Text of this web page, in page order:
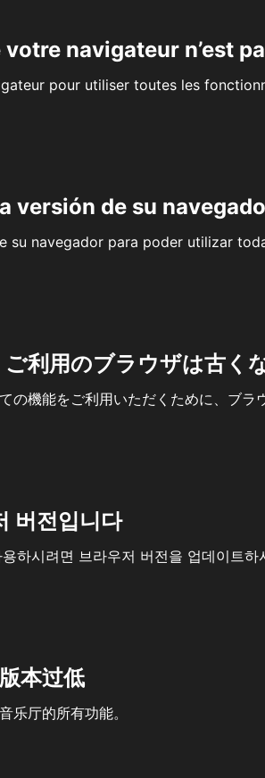
navigateur n’est
pour utiliser toutes les
versión de su
su navegador para poder utilizar
利用のブラウザは古く
の機能をご利用いただくために、ブラ
버전입니다
하시려면 브라우저 버전을 업데이트하
本过低
乐厅的所有功能。